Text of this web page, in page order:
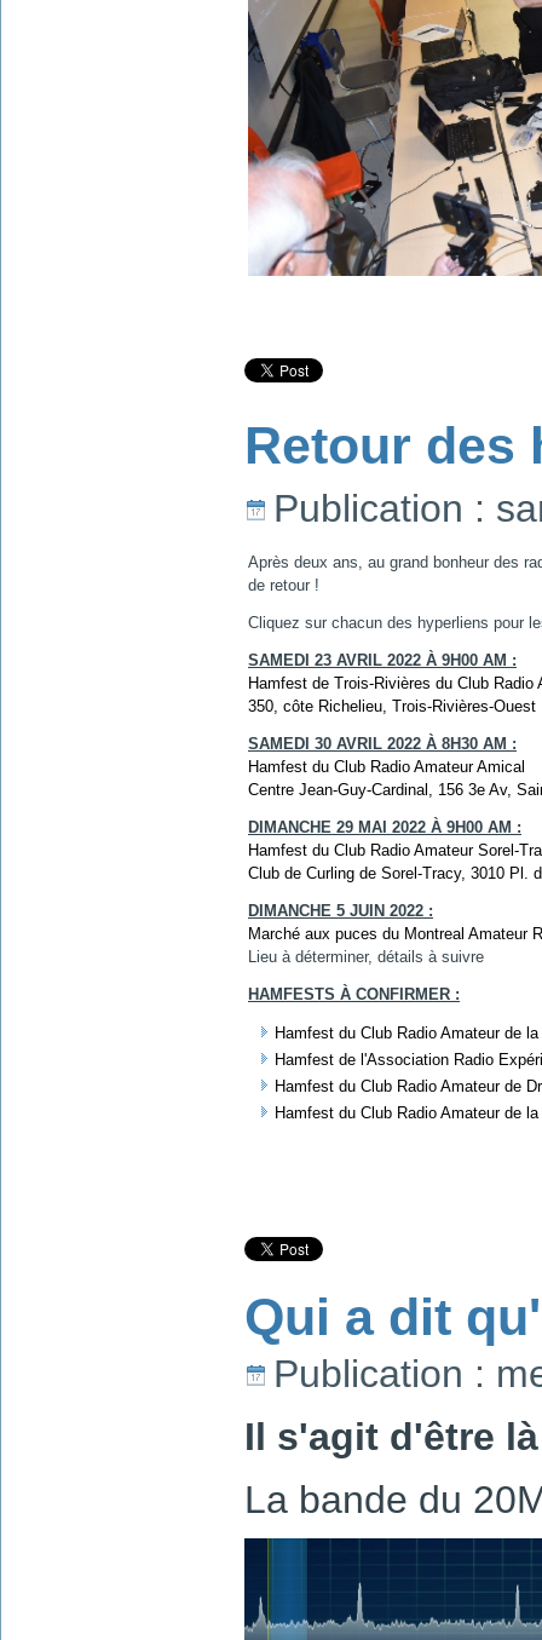
Retour des
Publication :
Après deux ans, au grand bonheur des
de retour !
Cliquez sur chacun des hyperliens pour
SAMEDI 23 AVRIL 2022 À 9H00 AM :
Hamfest de Trois-Rivières du Club
350, côte Richelieu, Trois-Rivières-Ouest
SAMEDI 30 AVRIL 2022 À 8H30 AM :
Hamfest du Club Radio Amateur Amical
Centre Jean-Guy-Cardinal, 156 3e Av,
DIMANCHE 29 MAI 2022 À 9H00 AM :
Hamfest du Club Radio Amateur Sorel-
Club de Curling de Sorel-Tracy, 3010 Pl.
DIMANCHE 5 JUIN 2022 :
Marché aux puces du Montreal Amateur
Lieu à déterminer, détails à suivre
HAMFESTS À CONFIRMER :
Hamfest du Club Radio Amateur de
Hamfest de l'Association Radio
Hamfest du Club Radio Amateur de
Hamfest du Club Radio Amateur de
Qui a dit
Publication :
Il s'agit d'être
La bande du